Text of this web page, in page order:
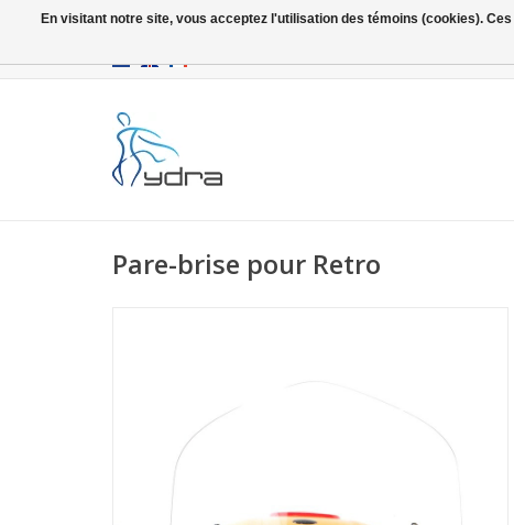
Pare-brise pour Retro
En visitant notre site, vous acceptez l'utilisation des témoins (cookies).